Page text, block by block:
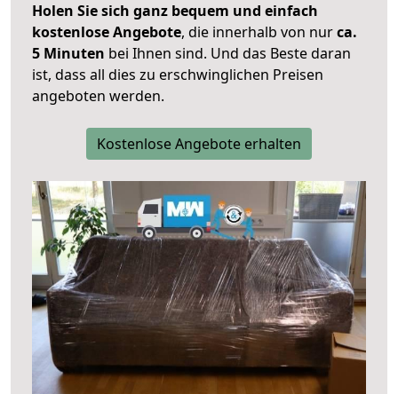
Holen Sie sich ganz bequem und einfach
kostenlose Angebote, die innerhalb von nurca.
5 Minuten bei Ihnen sind. Und das Beste daran
ist, dass all dies zu erschwinglichen Preisen
angeboten werden.
Kostenlose Angebote erhalten